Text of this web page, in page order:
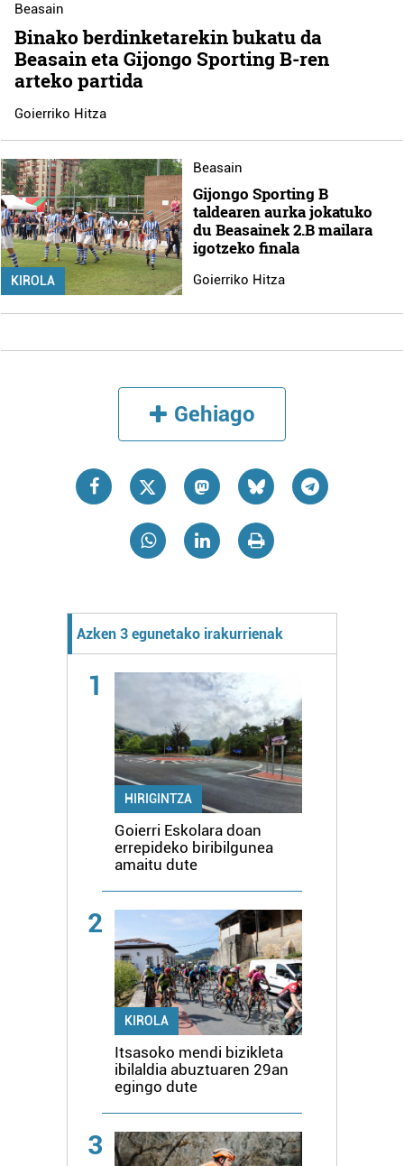
Beasain
Binako berdinketarekin bukatu da
Beasain eta Gijongo Sporting B-ren
arteko partida
Goierriko Hitza
KIROLA
Beasain
Gijongo Sporting B
taldearen aurka jokatuko
du Beasainek 2.B mailara
igotzeko finala
Goierriko Hitza
Gehiago
Azken 3 egunetako irakurrienak
1
HIRIGINTZA
Goierri Eskolara doan
errepideko biribilgunea
amaitu dute
2
KIROLA
Itsasoko mendi bizikleta
ibilaldia abuztuaren 29an
egingo dute
3